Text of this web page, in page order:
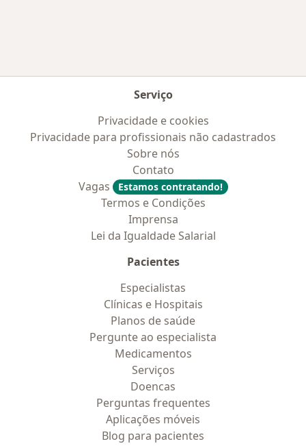
Serviço
Privacidade e cookies
Privacidade para profissionais não cadastrados
Sobre nós
Contato
Vagas
Estamos contratando!
Termos e Condições
Imprensa
Lei da Igualdade Salarial
Pacientes
Especialistas
Clínicas e Hospitais
Planos de saúde
Pergunte ao especialista
Medicamentos
Serviços
Doencas
Perguntas frequentes
Aplicações móveis
Blog para pacientes